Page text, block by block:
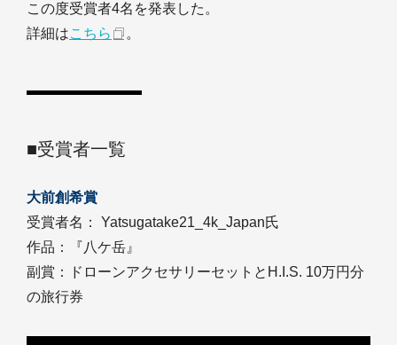
この度受賞者4名を発表した。
詳細はこちら 。
■受賞者一覧
大前創希賞
受賞者名： Yatsugatake21_4k_Japan氏
作品：『八ケ岳』
副賞：ドローンアクセサリーセットとH.I.S. 10万円分
の旅行券